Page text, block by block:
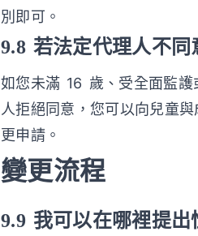
別即可。
9.8 若法定代理人不同
如您未滿 16 歲、受全面監護
人拒絕同意，您可以向兒童
更申請。
變更流程
9.9 我可以在哪裡提出